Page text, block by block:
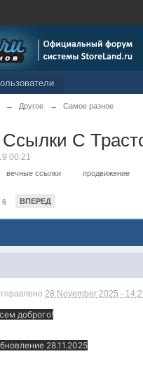
→ Другое → Самое разное
С
00:21
вечные ссылки продвижение
6 ВПЕРЕД
28 November 2025 -
доброго!
28.11.2025